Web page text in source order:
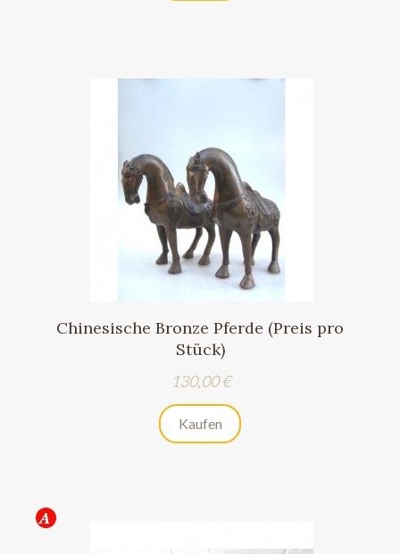
Chinesische Bronze Pferde (Preis pro
Stück)
Preis
130,00 €
Kaufen